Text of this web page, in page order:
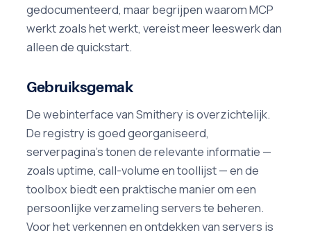
gedocumenteerd, maar begrijpen waarom MCP
werkt zoals het werkt, vereist meer leeswerk dan
alleen de quickstart.
Gebruiksgemak
De webinterface van Smithery is overzichtelijk.
De registry is goed georganiseerd,
serverpagina's tonen de relevante informatie —
zoals uptime, call-volume en toollijst — en de
toolbox biedt een praktische manier om een
persoonlijke verzameling servers te beheren.
Voor het verkennen en ontdekken van servers is